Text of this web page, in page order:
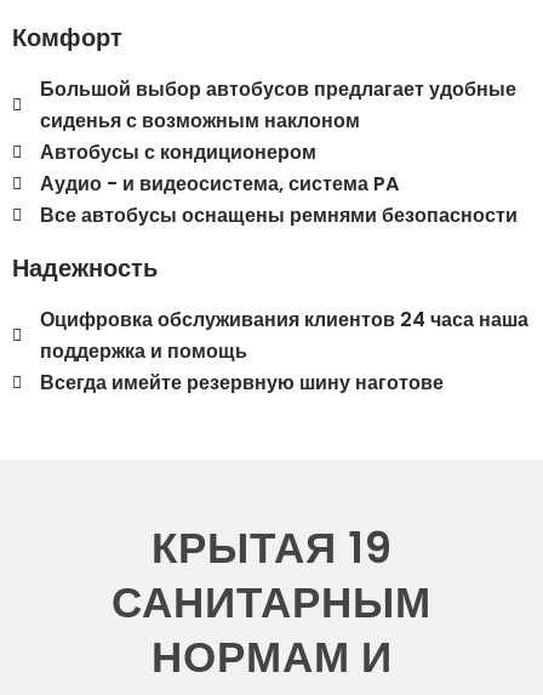
Комфорт
Большой выбор автобусов предлагает удобные
сиденья с возможным наклоном
Автобусы с кондиционером
Аудио - и видеосистема, система PA
Все автобусы оснащены ремнями безопасности
Надежность
Оцифровка обслуживания клиентов 24 часа наша
поддержка и помощь
Всегда имейте резервную шину наготове
КРЫТАЯ 19
САНИТАРНЫМ
НОРМАМ И